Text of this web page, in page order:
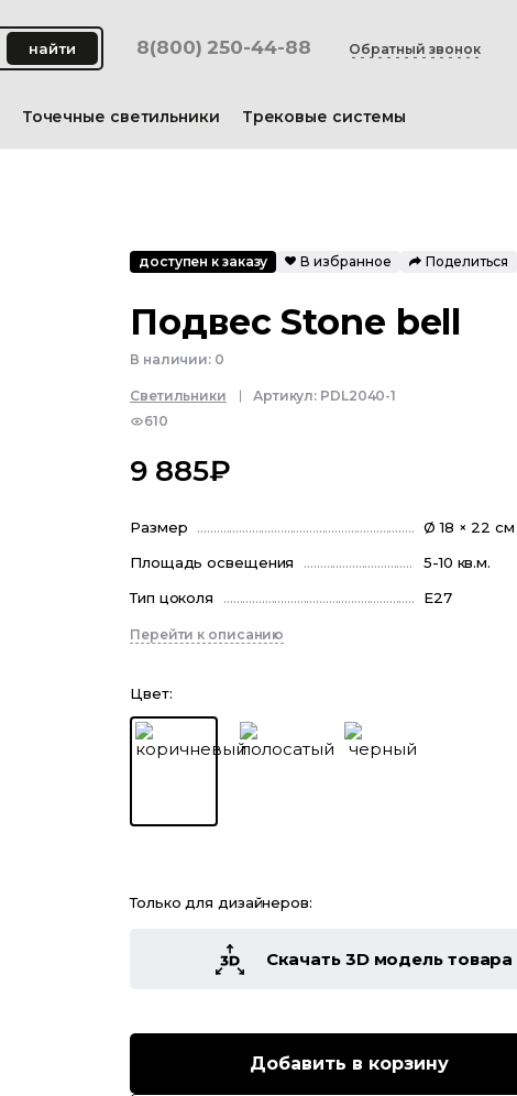
найти 8(800) 250-44-88 Обратный звонок
Точечные светильники Трековые системы
доступен к заказу В избранное Поделиться
Подвес Stone bell
В наличии: 0
Светильники Артикул: PDL2040-1
610
9 885₽
Размер
Ø 18 × 22 см
Площадь освещения
5-10 кв.м.
Тип цоколя
E27
Перейти к описанию
Цвет:
Только для дизайнеров:
Скачать 3D модель товара
Добавить в корзину